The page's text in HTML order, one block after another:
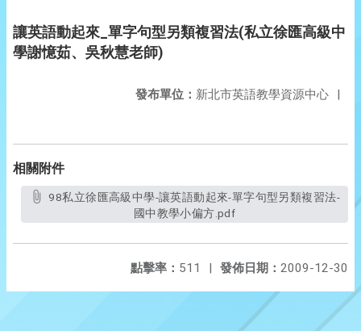
讓英語動起來_單字句型另類複習法(私立徐匯高級中
學謝憶茹、吳秋慧老師)
發布單位： 新北市英語教學資源中心 |
相關附件
國中教學小偏方.pdf
發佈日期： 2009-12-30
點擊率： 511 |